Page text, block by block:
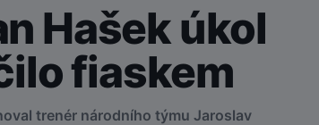
Hašek úkol
fiaskem
trenér národního týmu Jaroslav